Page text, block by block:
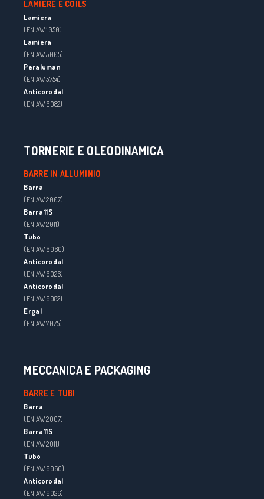
LAMIERE E COILS
Lamiera
(EN AW 1050)
Lamiera
(EN AW 5005)
Peraluman
(EN AW 5754)
Anticorodal
(EN AW 6082)
TORNERIE E OLEODINAMICA
BARRE IN ALLUMINIO
Barra
(EN AW 2007)
Barra 11S
(EN AW 2011)
Tubo
(EN AW 6060)
Anticorodal
(EN AW 6026)
Anticorodal
(EN AW 6082)
Ergal
(EN AW 7075)
MECCANICA E PACKAGING
BARRE E TUBI
Barra
(EN AW 2007)
Barra 11S
(EN AW 2011)
Tubo
(EN AW 6060)
Anticorodal
(EN AW 6026)